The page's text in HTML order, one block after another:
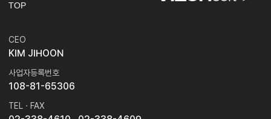
TOP
CEO
KIM JIHOON
사업자등록번호
108-81-65306
TEL · FAX